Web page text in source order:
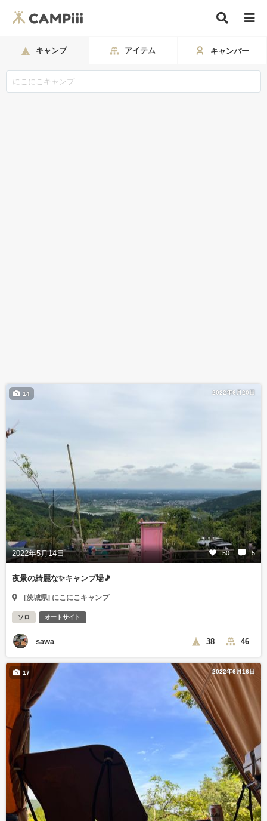
キャンプ アイテム キャンパー
2022年6月20日
2022年5月14日 50 5
14
夜景の綺麗な✨キャンプ場🎵
[茨城県] にこにこキャンプ
ソロ オートサイト
sawa 38 46
2022年6月16日
17